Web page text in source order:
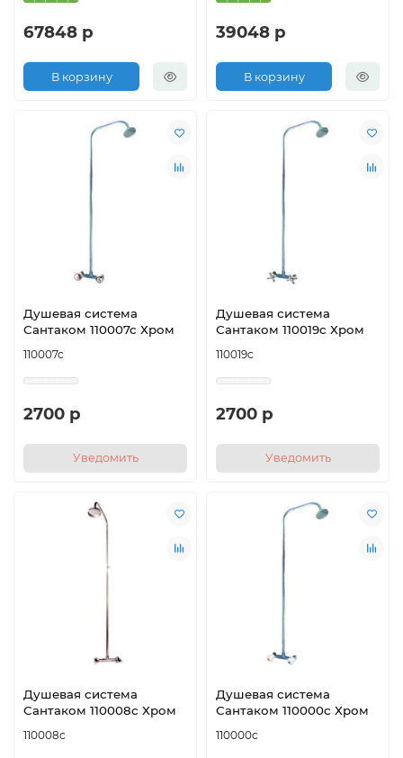
67848 р
В корзину
39048 р
В корзину
Душевая система
Сантаком 110007с Хром
110007с
2700 р
Уведомить
Душевая система
Сантаком 110019с Хром
110019с
2700 р
Уведомить
Душевая система
Сантаком 110008с Хром
110008с
Душевая система
Сантаком 110000с Хром
110000с